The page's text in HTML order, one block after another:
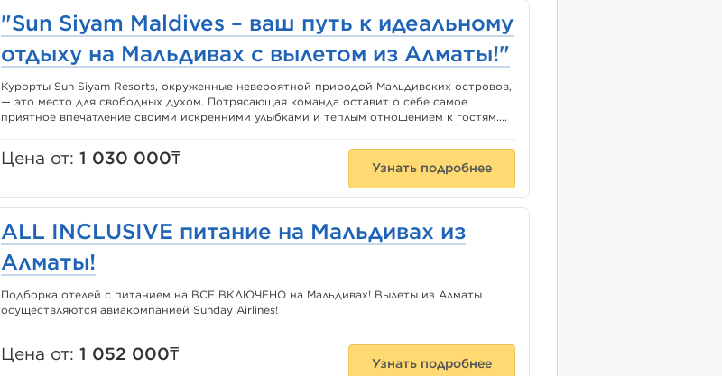
"Sun Siyam Maldives – ваш путь к идеальному
отдыху на Мальдивах с вылетом из Алматы!"
Курорты Sun Siyam Resorts, окруженные невероятной природой Мальдивских островов,
— это место для свободных духом. Потрясающая команда оставит о себе самое
приятное впечатление своими искренними улыбками и теплым отношением к гостям....
Цена от:1 030 000₸
Узнать подробнее
ALL INCLUSIVE питание на Мальдивах из
Алматы!
Подборка отелей с питанием на ВСЕ ВКЛЮЧЕНО на Мальдивах! Вылеты из Алматы
осуществляются авиакомпанией Sunday Airlines!
Цена от:1 052 000₸
Узнать подробнее